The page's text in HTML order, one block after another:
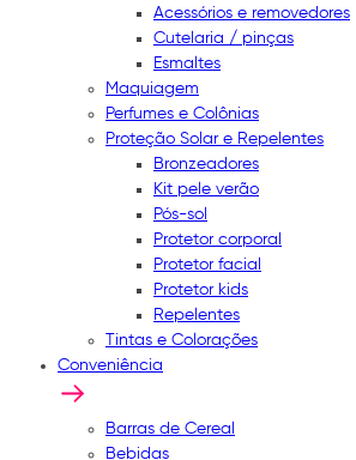
Acessórios e removedores
Cutelaria / pinças
Esmaltes
Maquiagem
Perfumes e Colônias
Proteção Solar e Repelentes
Bronzeadores
Kit pele verão
Pós-sol
Protetor corporal
Protetor facial
Protetor kids
Repelentes
Tintas e Colorações
Conveniência
Barras de Cereal
Bebidas